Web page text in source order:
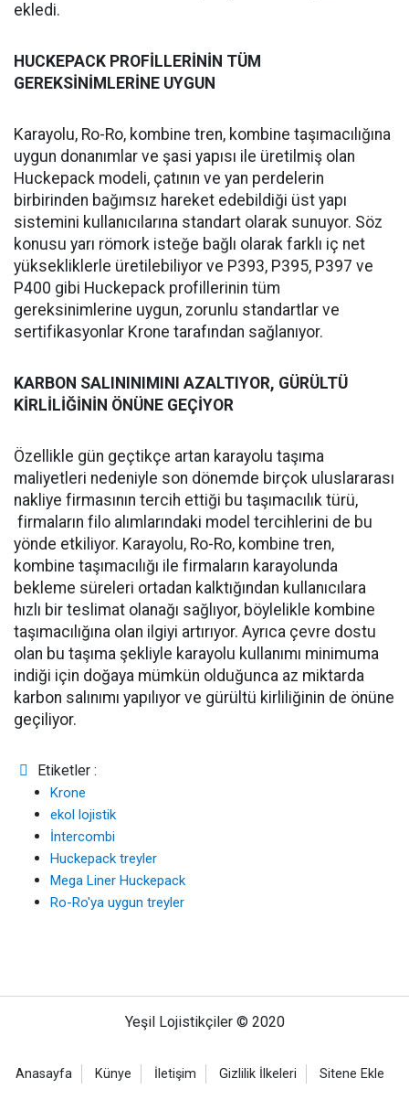
ekledi.
HUCKEPACK PROFİLLERİNİN TÜM
GEREKSİNİMLERİNE UYGUN
Karayolu, Ro-Ro, kombine tren, kombine taşımacılığına
uygun donanımlar ve şasi yapısı ile üretilmiş olan
Huckepack modeli, çatının ve yan perdelerin
birbirinden bağımsız hareket edebildiği üst yapı
sistemini kullanıcılarına standart olarak sunuyor. Söz
konusu yarı römork isteğe bağlı olarak farklı iç net
yüksekliklerle üretilebiliyor ve P393, P395, P397 ve
P400 gibi Huckepack profillerinin tüm
gereksinimlerine uygun, zorunlu standartlar ve
sertifikasyonlar Krone tarafından sağlanıyor.
KARBON SALININIMINI AZALTIYOR, GÜRÜLTÜ
KİRLİLİĞİNİN ÖNÜNE GEÇİYOR
Özellikle gün geçtikçe artan karayolu taşıma
maliyetleri nedeniyle son dönemde birçok uluslararası
nakliye firmasının tercih ettiği bu taşımacılık türü,
firmaların filo alımlarındaki model tercihlerini de bu
yönde etkiliyor. Karayolu, Ro-Ro, kombine tren,
kombine taşımacılığı ile firmaların karayolunda
bekleme süreleri ortadan kalktığından kullanıcılara
hızlı bir teslimat olanağı sağlıyor, böylelikle kombine
taşımacılığına olan ilgiyi artırıyor. Ayrıca çevre dostu
olan bu taşıma şekliyle karayolu kullanımı minimuma
indiği için doğaya mümkün olduğunca az miktarda
karbon salınımı yapılıyor ve gürültü kirliliğinin de önüne
geçiliyor.
Etiketler :
Krone
ekol lojistik
İntercombi
Huckepack treyler
Mega Liner Huckepack
Ro-Ro'ya uygun treyler
Yeşil Lojistikçiler © 2020
Anasayfa Künye İletişim Gizlilik İlkeleri Sitene Ekle